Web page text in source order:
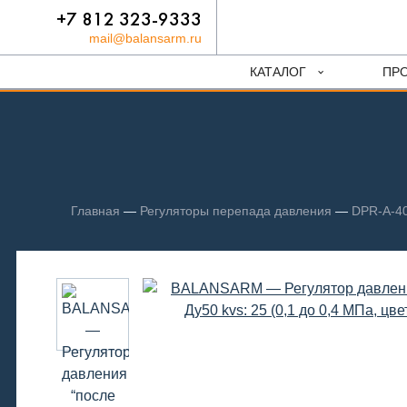
+7 812 323-9333
mail@balansarm.ru
КАТАЛОГ
Главная — Регуляторы перепада давления — DPR-A-